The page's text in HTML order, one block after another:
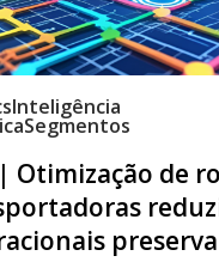
Inteligência
Segmentos
| Otimização de